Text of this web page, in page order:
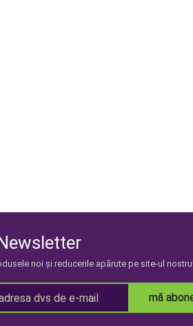
noi și reducerile apărute pe site-ul
mă